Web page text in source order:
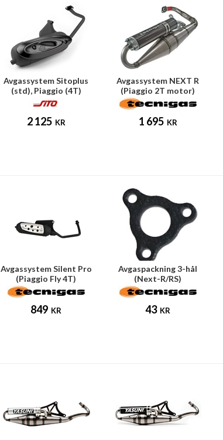
Avgassystem Sitoplus
(std), Piaggio (4T)
2 125 KR
Avgassystem NEXT R
(Piaggio 2T motor)
1 695 KR
Avgassystem Silent Pro
(Piaggio Fly 4T)
849 KR
Avgaspackning 3-hål
(Next-R/RS)
43 KR